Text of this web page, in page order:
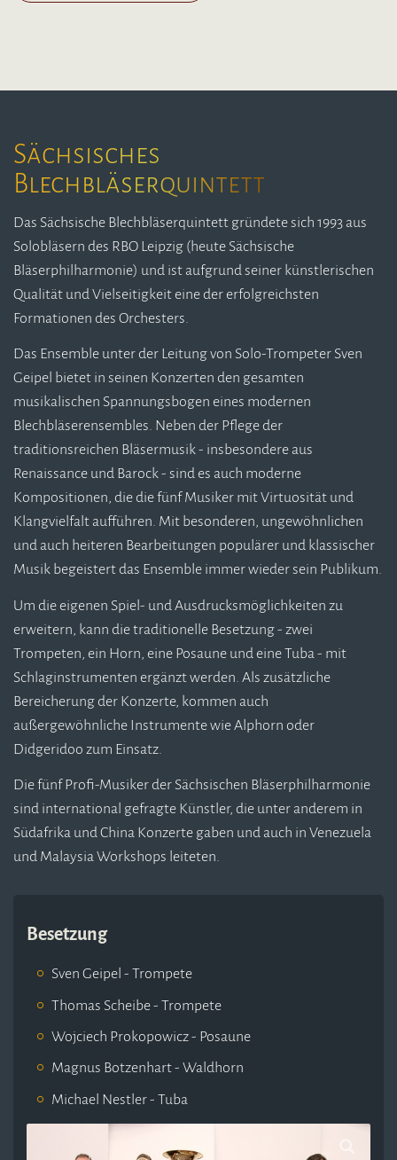
Sächsisches
Blechbläserquintett
Das Sächsische Blechbläserquintett gründete sich 1993 aus
Solobläsern des RBO Leipzig (heute Sächsische
Bläserphilharmonie) und ist aufgrund seiner künstlerischen
Qualität und Vielseitigkeit eine der erfolgreichsten
Formationen des Orchesters.
Das Ensemble unter der Leitung von Solo-Trompeter Sven
Geipel bietet in seinen Konzerten den gesamten
musikalischen Spannungsbogen eines modernen
Blechbläserensembles. Neben der Pflege der
traditionsreichen Bläsermusik - insbesondere aus
Renaissance und Barock - sind es auch moderne
Kompositionen, die die fünf Musiker mit Virtuosität und
Klangvielfalt aufführen. Mit besonderen, ungewöhnlichen
und auch heiteren Bearbeitungen populärer und klassischer
Musik begeistert das Ensemble immer wieder sein Publikum.
Um die eigenen Spiel- und Ausdrucksmöglichkeiten zu
erweitern, kann die traditionelle Besetzung - zwei
Trompeten, ein Horn, eine Posaune und eine Tuba - mit
Schlaginstrumenten ergänzt werden. Als zusätzliche
Bereicherung der Konzerte, kommen auch
außergewöhnliche Instrumente wie Alphorn oder
Didgeridoo zum Einsatz.
Die fünf Profi-Musiker der Sächsischen Bläserphilharmonie
sind international gefragte Künstler, die unter anderem in
Südafrika und China Konzerte gaben und auch in Venezuela
und Malaysia Workshops leiteten.
Besetzung
Sven Geipel - Trompete
Thomas Scheibe - Trompete
Wojciech Prokopowicz - Posaune
Magnus Botzenhart - Waldhorn
Michael Nestler - Tuba